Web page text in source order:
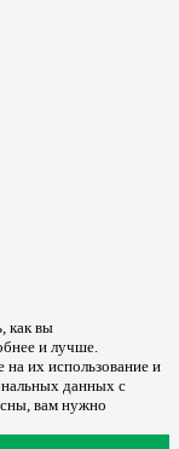
как вы
и лучше.
на их использование и
данных с
вам нужно